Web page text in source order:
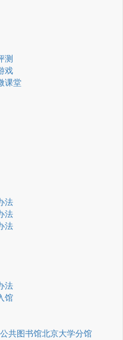
测
戏
课堂
法
法
法
法
馆
共图书馆北京大学分馆